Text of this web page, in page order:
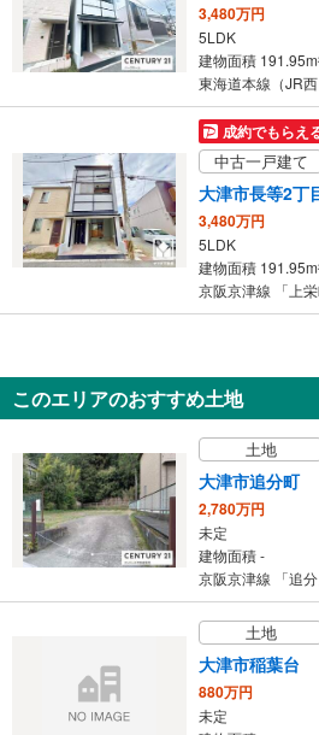
3,480万円
5LDK
建物面積 191.95m
東海道本線（JR
成約でもらえ
中古一戸建て
大津市長等2丁
3,480万円
5LDK
建物面積 191.95m
京阪京津線 「上
大津市本宮2丁目
建物面積 76.93m
東海道本線（JR
このエリアのおすすめ土地
土地
大津市追分町
2,780万円
未定
建物面積 -
京阪京津線 「追
土地
大津市稲葉台
880万円
未定